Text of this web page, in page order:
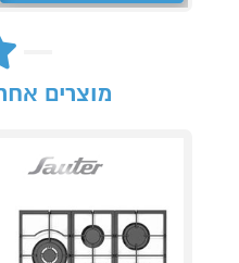
מוצרים